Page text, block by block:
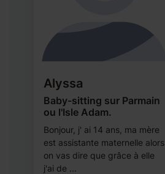
Alyssa
Baby-sitting sur Parmain
ou l'Isle Adam.
Bonjour, j' ai 14 ans, ma mère
est assistante maternelle alors
on vas dire que grâce à elle
j'ai de ...